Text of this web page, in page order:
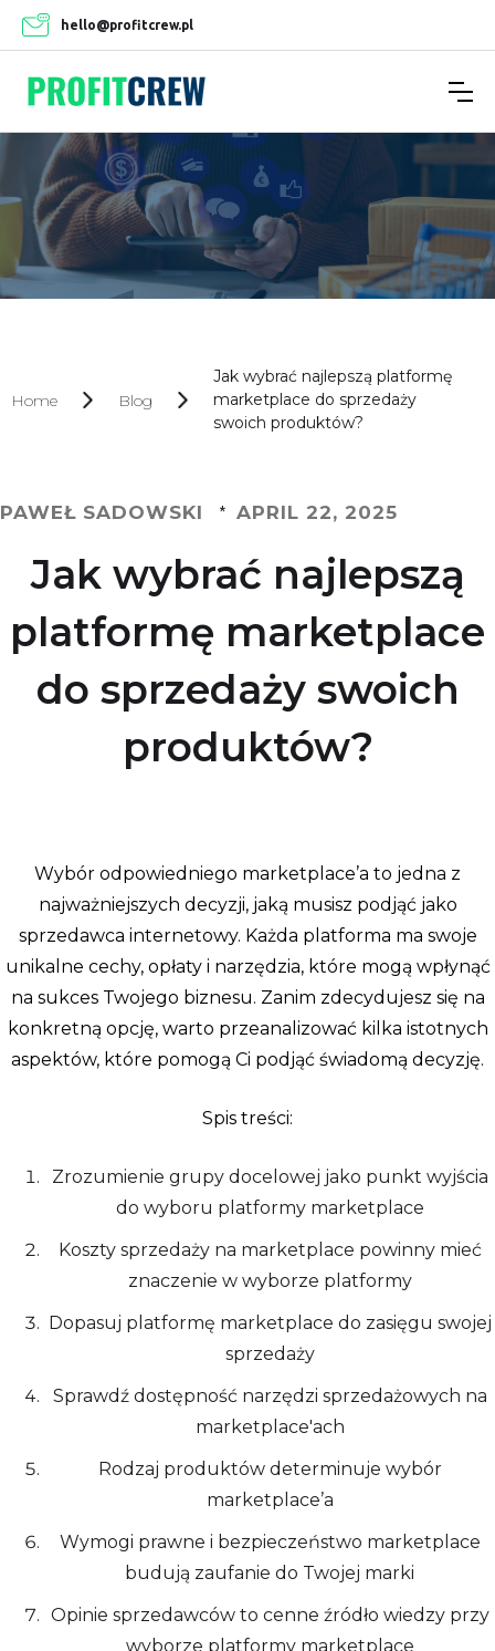
hello@profitcrew.pl
Home Blog
Jak wybrać najlepszą platformę
marketplace do sprzedaży
swoich produktów?
PAWEŁ SADOWSKI * APRIL 22, 2025
Jak wybrać najlepszą
platformę marketplace
do sprzedaży swoich
produktów?
Wybór odpowiedniego marketplace’a to jedna z
najważniejszych decyzji, jaką musisz podjąć jako
sprzedawca internetowy. Każda platforma ma swoje
unikalne cechy, opłaty i narzędzia, które mogą wpłynąć
na sukces Twojego biznesu. Zanim zdecydujesz się na
konkretną opcję, warto przeanalizować kilka istotnych
aspektów, które pomogą Ci podjąć świadomą decyzję.
Spis treści:
Zrozumienie grupy docelowej jako punkt wyjścia
do wyboru platformy marketplace
Koszty sprzedaży na marketplace powinny mieć
znaczenie w wyborze platformy
Dopasuj platformę marketplace do zasięgu swojej
sprzedaży
Sprawdź dostępność narzędzi sprzedażowych na
marketplace'ach
Rodzaj produktów determinuje wybór
marketplace’a
Wymogi prawne i bezpieczeństwo marketplace
budują zaufanie do Twojej marki
Opinie sprzedawców to cenne źródło wiedzy przy
wyborze platformy marketplace